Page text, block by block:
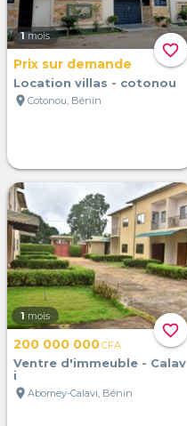
favorite_border
1 mois
Prix sur demande
Location villas - cotonou
location_on Cotonou, Bénin
favorite_border
1 mois
200 000 000CFA
Ventre d'immeuble - Calav
i
location_on Abomey-Calavi, Bénin